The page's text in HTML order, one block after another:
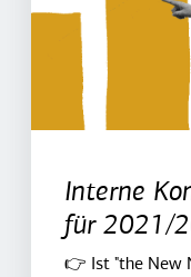
Interne
für 2021/
👉 Ist "the New